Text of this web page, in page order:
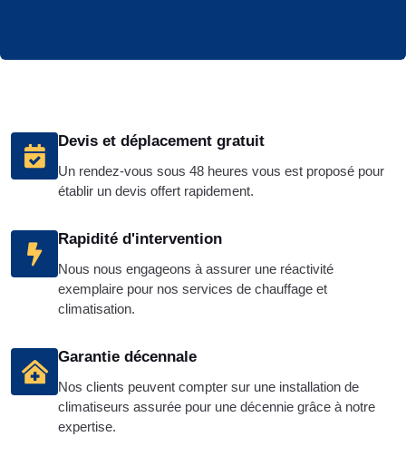
Devis et déplacement gratuit
Un rendez-vous sous 48 heures vous est proposé pour
établir un devis offert rapidement.
Rapidité d'intervention
Nous nous engageons à assurer une réactivité
exemplaire pour nos services de chauffage et
climatisation.
Garantie décennale
Nos clients peuvent compter sur une installation de
climatiseurs assurée pour une décennie grâce à notre
expertise.